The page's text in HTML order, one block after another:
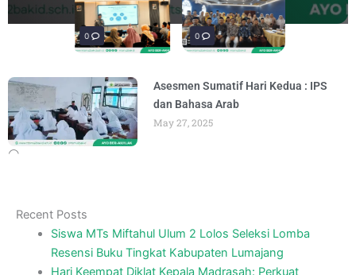
penguatan materi bertajuk "Praktik Baik
BY ADMIN AUGUST 6, 2026
penguatan materi "Re-Branding
BY ADMIN AUGUST 5, 2026
materi Literasi Digital yang
BY ADMIN AUGUST 5, 2026
Madrasah" pada
ADMIN AUGUST 4, 2026
Keagamaan
ADMIN AUGUST 3, 2026
materi “Pengembangan Ekosistem
BY ADMIN AUGUST 6, 2026
penguatan materi bertajuk "Praktik Baik
BY ADMIN AUGUST 6, 2026
0 0
Asesmen Sumatif Hari Kedua : IPS
dan Bahasa Arab
May 27, 2025
Recent Posts
Siswa MTs Miftahul Ulum 2 Lolos Seleksi Lomba
Resensi Buku Tingkat Kabupaten Lumajang
Hari Keempat Diklat Kepala Madrasah: Perkuat